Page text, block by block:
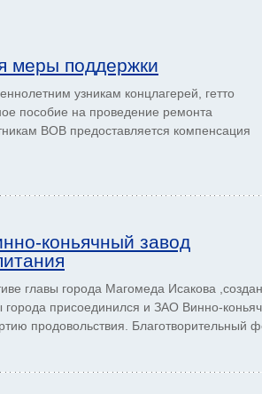
меры поддержки
узникам концлагерей, гетто
пособие на проведение ремонта
ВОВ предоставляется компенсация
коньячный завод
главы города Магомеда Исакова ,создан
присоединился и ЗАО Винно-
продовольствия. Благотворительный